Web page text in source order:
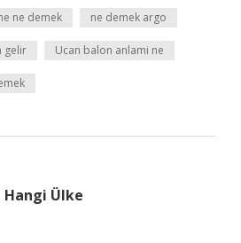
ne demek ne demek argo
gelir Ucan balon anlami ne
Ülke